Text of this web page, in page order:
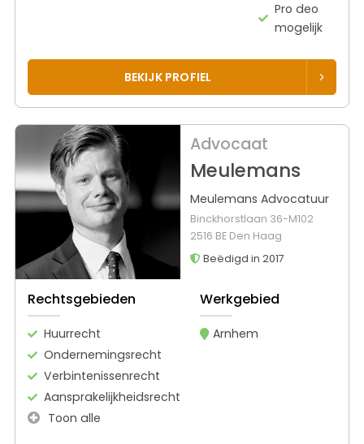
Pro deo
mogelijk
BEKIJK PROFIEL
Advocaat
Meulemans
Meulemans Advocatuur
Binckhorstlaan 36-M102
2516 BE Den Haag
Beëdigd in 2017
Rechtsgebieden
Huurrecht
Ondernemingsrecht
Verbintenissenrecht
Aansprakelijkheidsrecht
Toon alle
Werkgebied
Arnhem